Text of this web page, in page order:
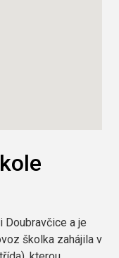
Doubravčice a je
školka zahájila v